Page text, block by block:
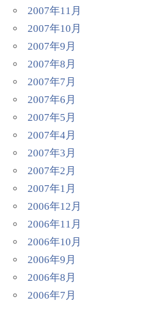
2007年11月
2007年10月
2007年9月
2007年8月
2007年7月
2007年6月
2007年5月
2007年4月
2007年3月
2007年2月
2007年1月
2006年12月
2006年11月
2006年10月
2006年9月
2006年8月
2006年7月